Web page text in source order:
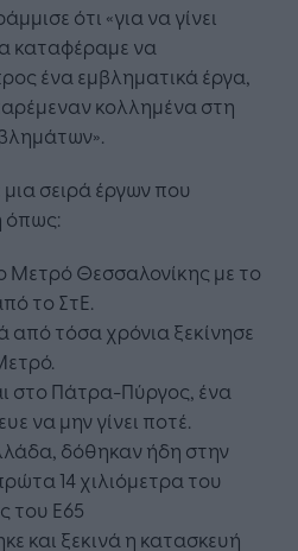
ότι «για να γίνει
καταφέραμε να
ένα εμβληματικά έργα,
κολλημένα στη
σειρά έργων που
όπως:
Μετρό Θεσσαλονίκης με το
το ΣτΕ.
από τόσα χρόνια ξεκίνησε
στο Πάτρα-Πύργος, ένα
να μην γίνει ποτέ.
δόθηκαν ήδη στην
14 χιλιόμετρα του
του Ε65
και ξεκινά η κατασκευή